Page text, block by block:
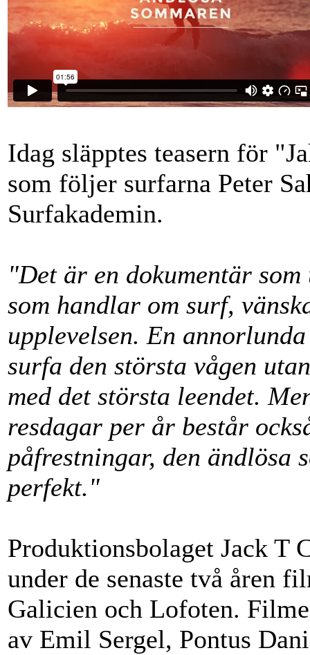
Idag släpptes teasern för
som följer surfarna Peter
Surfakademin.
"Det är en dokumentär
som handlar om surf,
upplevelsen. En
surfa den största vågen
med det största leendet.
resdagar per år består
påfrestningar, den ändlösa
perfekt."
Produktionsbolaget Jack T
under de senaste två åren
Galicien och Lofoten.
av Emil Sergel, Pontus